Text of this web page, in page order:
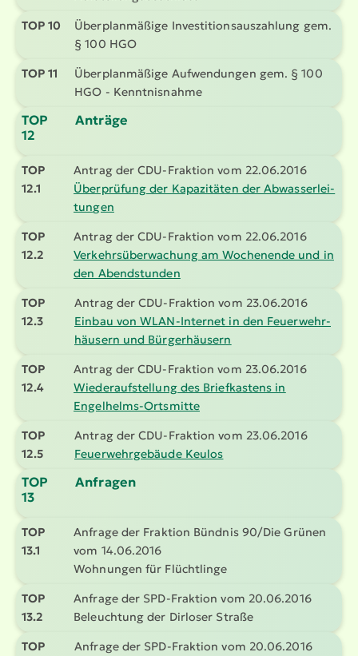
TOP 10
Überplan­mäßige Inves­ti­ti­ons­aus­zahlung gem.
§ 100 HGO
TOP 11
Überplan­mäßige Aufwen­dungen gem. § 100
HGO - Kennt­nis­nahme
TOP
12
Anträge
TOP
12.1
Antrag der CDU-Fraktion vom 22.06.2016
Überprüfung der Kapazitäten der Abwas­ser­lei­
tungen
TOP
12.2
Antrag der CDU-Fraktion vom 22.06.2016
Verkehrs­über­wa­chung am Wochenende und in
den Abend­stunden
TOP
12.3
Antrag der CDU-Fraktion vom 23.06.2016
Einbau von WLAN-Internet in den Feuer­wehr­
häusern und Bürger­häusern
TOP
12.4
Antrag der CDU-Fraktion vom 23.06.2016
Wieder­auf­stellung des Brief­kastens in
Engelhelms-Ortsmitte
TOP
12.5
Antrag der CDU-Fraktion vom 23.06.2016
Feuer­wehr­ge­bäude Keulos
TOP
13
Anfragen
TOP
13.1
Anfrage der Fraktion Bündnis 90/Die Grünen
vom 14.06.2016
Wohnungen für Flüchtlinge
TOP
13.2
Anfrage der SPD-Fraktion vom 20.06.2016
Beleuchtung der Dirloser Straße
TOP
Anfrage der SPD-Fraktion vom 20.06.2016